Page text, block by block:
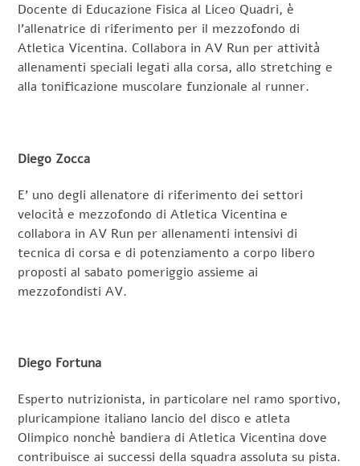
Docente di Educazione Fisica al Liceo Quadri, è
l’allenatrice di riferimento per il mezzofondo di
Atletica Vicentina. Collabora in AV Run per attività
allenamenti speciali legati alla corsa, allo stretching e
alla tonificazione muscolare funzionale al runner.
Diego Zocca
E’ uno degli allenatore di riferimento dei settori
velocità e mezzofondo di Atletica Vicentina e
collabora in AV Run per allenamenti intensivi di
tecnica di corsa e di potenziamento a corpo libero
proposti al sabato pomeriggio assieme ai
mezzofondisti AV.
Diego Fortuna
Esperto nutrizionista, in particolare nel ramo sportivo,
pluricampione italiano lancio del disco e atleta
Olimpico nonchè bandiera di Atletica Vicentina dove
contribuisce ai successi della squadra assoluta su pista.